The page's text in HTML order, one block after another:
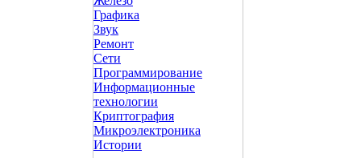
Графика
Звук
Ремонт
Сети
Программирование
Информационные
технологии
Криптография
Микроэлектроника
Истории